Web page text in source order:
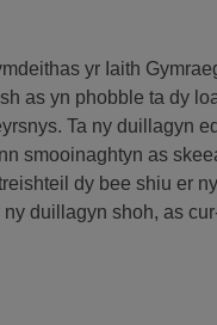
yr Iaith
as yn phobble ta dy
Ta ny duillagyn
smooinaghtyn as
dy bee shiu er
duillagyn shoh, as